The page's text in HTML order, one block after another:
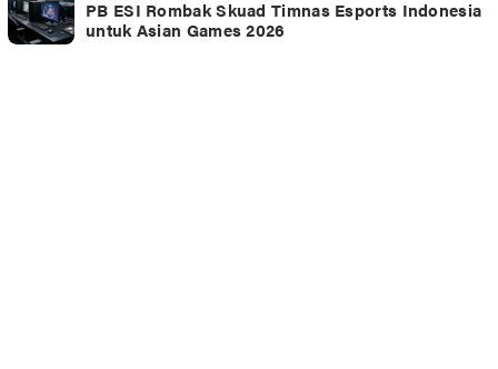
PB ESI Rombak Skuad Timnas Esports Indonesia
untuk Asian Games 2026